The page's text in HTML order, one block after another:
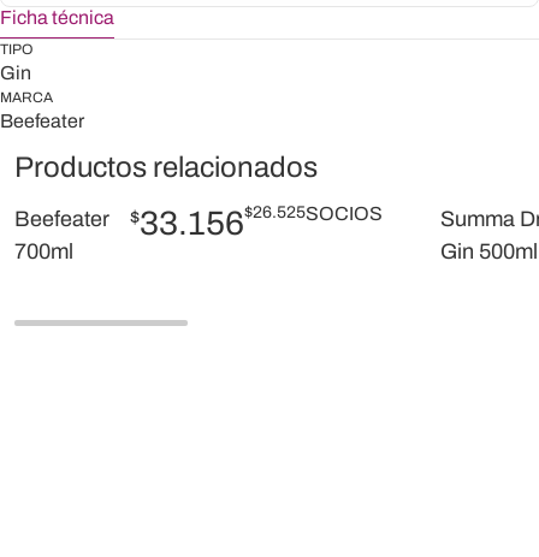
Ficha técnica
TIPO
Gin
MARCA
Beefeater
Productos relacionados
Beefeater
700ml
$33.156$26.525SOCIOS
Summa
Gin 500ml